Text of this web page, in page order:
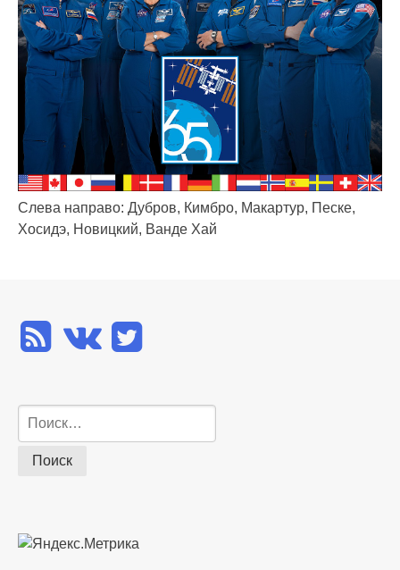
Слева направо: Дубров, Кимбро, Макартур, Песке,
Хосидэ, Новицкий, Ванде Хай
Найти: